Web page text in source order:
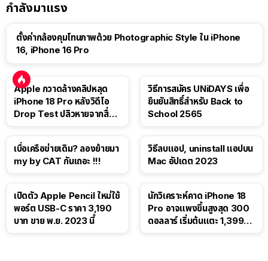
กำลังมาแรง
ตั้งค่ากล้องคุมโทนภาพด้วย Photographic Style ใน iPhone
16, iPhone 16 Pro
Apple กวาดล้างคลิปหลุด
iPhone 18 Pro หลังวิดีโอ
Drop Test ปลิวหายจากสื่อ
วิธีการสมัคร UNiDAYS เพื่อ
ยืนยันสิทธิ์สำหรับ Back to
School 2565
เบื่อเครือข่ายเดิม? ลองย้ายมา
my by CAT กันเถอะ !!!
วิธีลบแอป, uninstall แอปบน
Mac อัปเดต 2023
เปิดตัว Apple Pencil ใหม่ใช้
พอร์ต USB-C ราคา 3,190
บาท ขาย พ.ย. 2023 นี้
นักวิเคราะห์คาด iPhone 18
Pro อาจแพงขึ้นสูงสุด 300
ดอลลาร์ เริ่มต้นแตะ 1,399